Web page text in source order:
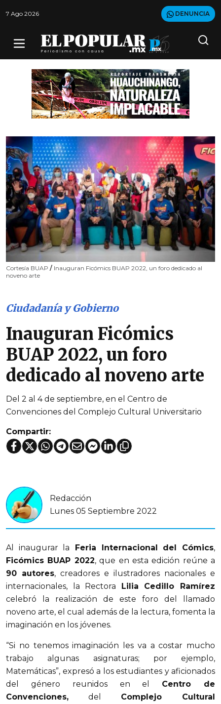
7 Ago 2026 DENUNCIA
Cortesía BUAP / Inauguran Ficómics BUAP 2022, un foro dedicado al
noveno arte
Ciudadanía y Gobierno
Inauguran Ficómics
BUAP 2022, un foro
dedicado al noveno arte
Del 2 al 4 de septiembre, en el Centro de
Convenciones del Complejo Cultural Universitario
Compartir:
Redacción
Lunes 05 Septiembre 2022
Al inaugurar la Feria Internacional del Cómics,
Ficómics BUAP 2022, que en esta edición reúne a
90 autores, creadores e ilustradores nacionales e
internacionales, la Rectora
Lilia Cedillo Ramírez
celebró la realización de este foro del llamado
noveno arte, el cual además de la lectura, fomenta la
imaginación en los jóvenes.
“Si no tenemos imaginación les va a costar mucho
trabajo algunas asignaturas; por ejemplo,
Matemáticas”, expresó a los estudiantes y aficionados
del género reunidos en el Centro de
Convenciones, del Complejo Cultural